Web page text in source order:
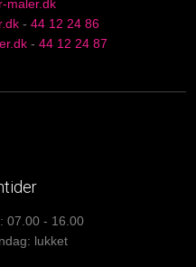
maler.dk
- 44 12 24 86
- 44 12 24 87
07.00 - 16.00
lukket